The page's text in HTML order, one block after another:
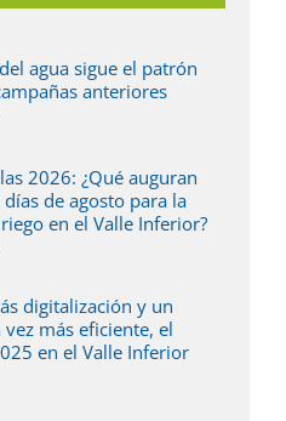
agua sigue el patrón
anteriores
2026: ¿Qué auguran
de agosto para la
en el Valle Inferior?
digitalización y un
vez más eficiente, el
en el Valle Inferior